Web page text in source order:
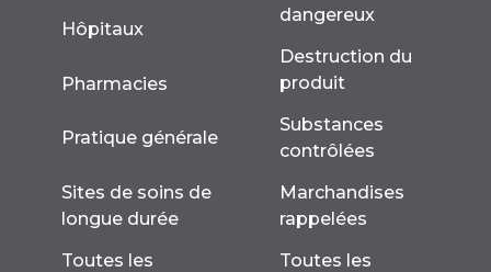
Hôpitaux
Pharmacies
Pratique générale
Sites de soins de
longue durée
Toutes les
dangereux
Destruction du
produit
Substances
contrôlées
Marchandises
rappelées
Toutes les